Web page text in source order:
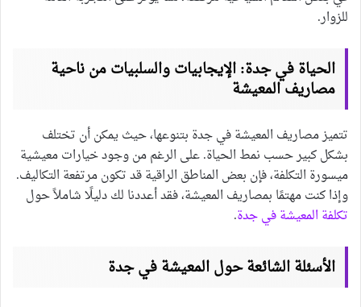
للزوار.
الحياة في جدة: الإيجابيات والسلبيات من ناحية
مصاريف المعيشة
تتميز مصاريف المعيشة في جدة بتنوعها، حيث يمكن أن تختلف
بشكل كبير حسب نمط الحياة. على الرغم من وجود خيارات معيشية
ميسورة التكلفة، فإن بعض المناطق الراقية قد تكون مرتفعة التكاليف.
وإذا كنت مهتمًا بمصاريف المعيشة، فقد أعددنا لك دليلًا شاملاً حول
تكلفة المعيشة في جدة.
الأسئلة الشائعة حول المعيشة في جدة